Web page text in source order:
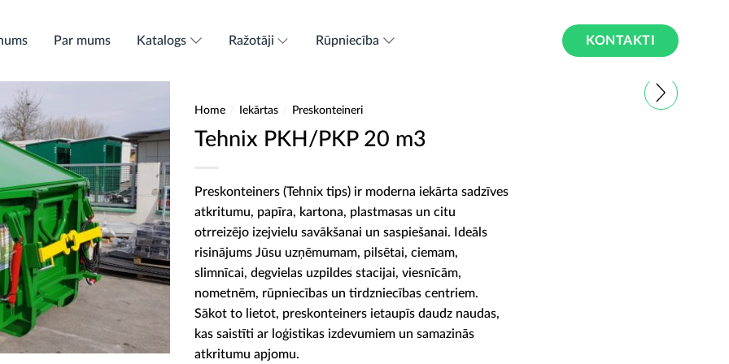
Par mums Katalogs Ražotāji Rūpniecība KONTAKTI
Home Iekārtas Preskonteineri
Tehnix PKH/PKP 20 m3
Preskonteiners (Tehnix tips) ir moderna iekārta sadzīves
atkritumu, papīra, kartona, plastmasas un citu
otrreizējo izejvielu savākšanai un saspiešanai. Ideāls
risinājums Jūsu uzņēmumam, pilsētai, ciemam,
slimnīcai, degvielas uzpildes stacijai, viesnīcām,
nometnēm, rūpniecības un tirdzniecības centriem.
Sākot to lietot, preskonteiners ietaupīs daudz naudas,
kas saistīti ar loģistikas izdevumiem un samazinās
atkritumu apjomu.